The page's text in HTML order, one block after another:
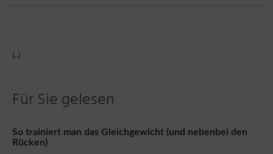
(..)
Für Sie gelesen
So trainiert man das Gleichgewicht (und nebenbei den
Rücken)